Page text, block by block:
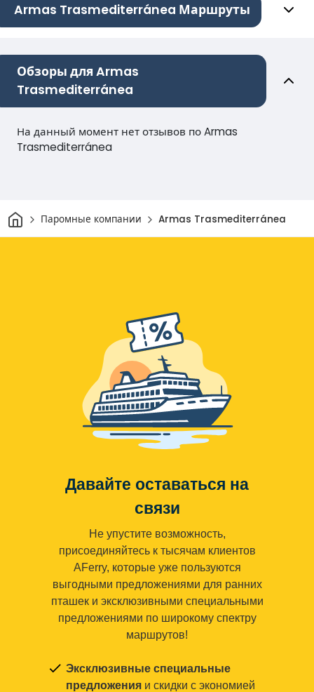
Armas Trasmediterránea Маршруты
Обзоры для Armas
Trasmediterránea
На данный момент нет отзывов по Armas
Trasmediterránea
ДомПаромные компании Armas Trasmediterránea
Давайте оставаться на
связи
Не упустите возможность,
присоединяйтесь к тысячам клиентов
AFerry, которые уже пользуются
выгодными предложениями для ранних
пташек и эксклюзивными специальными
предложениями по широкому спектру
маршрутов!
Эксклюзивные специальные
предложения и скидки с экономией